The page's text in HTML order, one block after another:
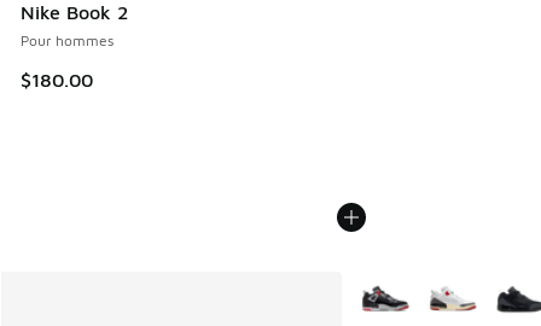
Nike Book 2
Pour hommes
$180.00
Plus de couleurs